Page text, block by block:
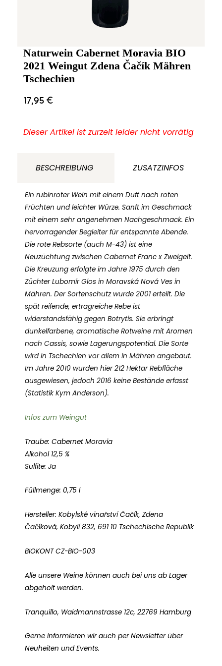
Naturwein Cabernet Moravia BIO
2021 Weingut Zdena Čačík Mähren
Tschechien
17,95€
Dieser Artikel ist zurzeit leider nicht vorrätig
BESCHREIBUNG ZUSATZINFOS
Ein rubinroter Wein mit einem Duft nach roten
Früchten und leichter Würze. Sanft im Geschmack
mit einem sehr angenehmen Nachgeschmack. Ein
hervorragender Begleiter für entspannte Abende.
Die rote Rebsorte (auch M-43) ist eine
Neuzüchtung zwischen Cabernet Franc x Zweigelt.
Die Kreuzung erfolgte im Jahre 1975 durch den
Züchter Lubomír Glos in Moravská Nová Ves in
Mähren. Der Sortenschutz wurde 2001 erteilt. Die
spät reifende, ertragreiche Rebe ist
widerstandsfähig gegen Botrytis. Sie erbringt
dunkelfarbene, aromatische Rotweine mit Aromen
nach Cassis, sowie Lagerungspotential. Die Sorte
wird in Tschechien vor allem in Mähren angebaut.
Im Jahre 2010 wurden hier 212 Hektar Rebfläche
ausgewiesen, jedoch 2016 keine Bestände erfasst
(Statistik Kym Anderson).
Infos zum Weingut
Traube: Cabernet Moravia
Alkohol 12,5 %
Sulfite: Ja
Füllmenge: 0,75 l
Hersteller: Kobylské vinařství Čačík, Zdena
Čačíková, Kobylí 832, 691 10 Tschechische Republik
BIOKONT CZ-BIO-003
Alle unsere Weine können auch bei uns ab Lager
abgeholt werden.
Tranquillo, Waidmannstrasse 12c, 22769 Hamburg
Gerne informieren wir auch per Newsletter über
Neuheiten und Events.